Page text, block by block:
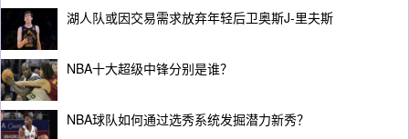
湖人队或因交易需求放弃年轻后卫奥斯J-里夫斯
NBA十大超级中锋分别是谁？
NBA球队如何通过选秀系统发掘潜力新秀？